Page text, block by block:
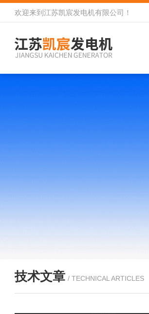
欢迎来到 江苏凯宸发电机有限公司 ！
技术文章 / TECHNICAL ARTICLES